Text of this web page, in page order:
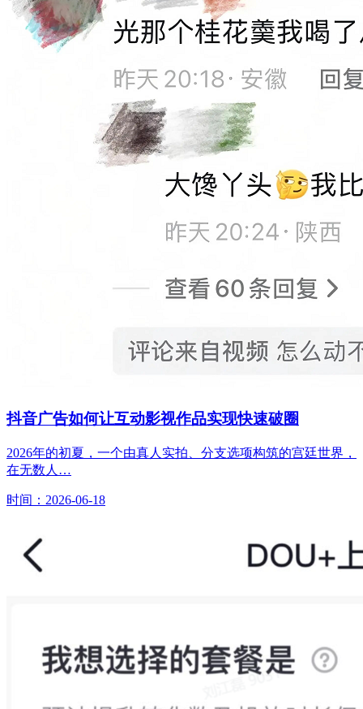
抖音广告如何让互动影视作品实现快速破圈
2026年的初夏，一个由真人实拍、分支选项构筑的宫廷世界，
在无数人…
时间：2026-06-18